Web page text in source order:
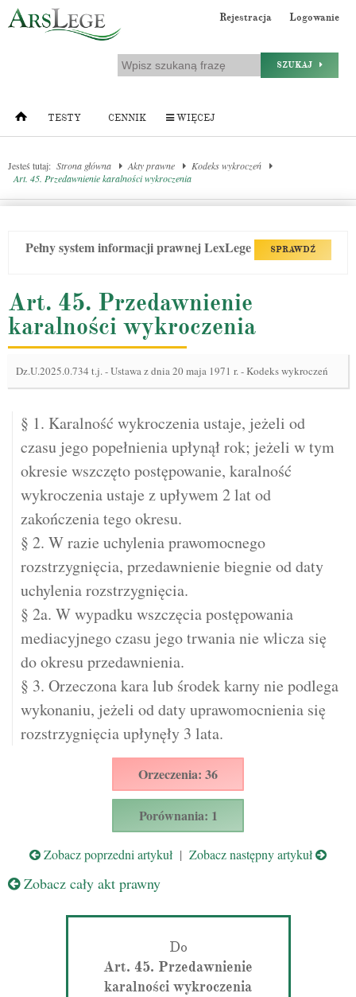
Rejestracja Logowanie
SZUKAJ
TESTY CENNIK WIĘCEJ
Jesteś tutaj: Strona główna Akty prawne
Kodeks wykroczeń
Art. 45. Przedawnienie karalności wykroczenia
Pełny system informacji prawnej LexLege SPRAWDŹ
Art. 45. Przedawnienie
karalności wykroczenia
Dz.U.2025.0.734 t.j.-Ustawa z dnia 20 maja 1971 r. - Kodeks wykroczeń
§ 1. Karalność wykroczenia ustaje, jeżeli od
czasu jego popełnienia upłynął rok; jeżeli w tym
okresie wszczęto postępowanie, karalność
wykroczenia ustaje z upływem 2 lat od
zakończenia tego okresu.
§ 2. W razie uchylenia prawomocnego
rozstrzygnięcia, przedawnienie biegnie od daty
uchylenia rozstrzygnięcia.
§ 2a. W wypadku wszczęcia postępowania
mediacyjnego czasu jego trwania nie wlicza się
do okresu przedawnienia.
§ 3. Orzeczona kara lub środek karny nie podlega
wykonaniu, jeżeli od daty uprawomocnienia się
rozstrzygnięcia upłynęły 3 lata.
Orzeczenia: 36
Porównania: 1
Zobacz poprzedni artykuł | Zobacz następny artykuł
Zobacz cały akt prawny
Do
Art. 45. Przedawnienie
karalności wykroczenia